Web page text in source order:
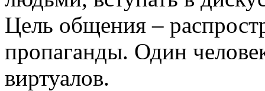
Цель общения –
пропаганды. Один
виртуалов.